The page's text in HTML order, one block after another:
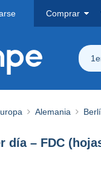
Comprar
Alemania
día – FDC